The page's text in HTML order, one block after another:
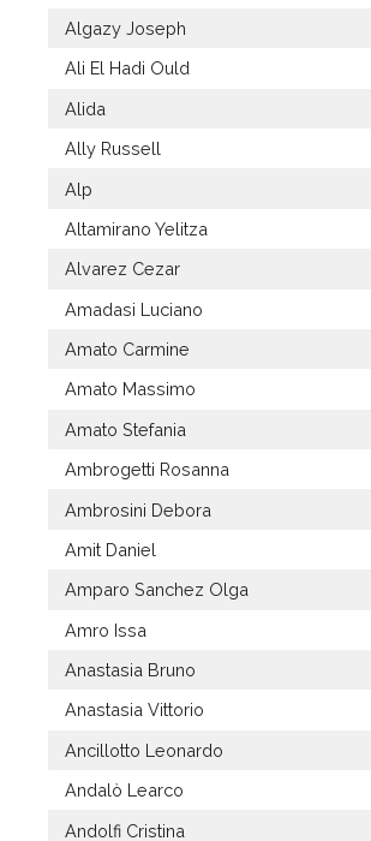
Algazy Joseph
Ali El Hadi Ould
Alida
Ally Russell
Alp
Altamirano Yelitza
Alvarez Cezar
Amadasi Luciano
Amato Carmine
Amato Massimo
Amato Stefania
Ambrogetti Rosanna
Ambrosini Debora
Amit Daniel
Amparo Sanchez Olga
Amro Issa
Anastasia Bruno
Anastasia Vittorio
Ancillotto Leonardo
Andalò Learco
Andolfi Cristina